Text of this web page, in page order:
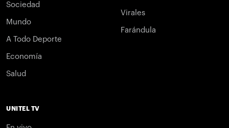
Sociedad
Mundo
A Todo Deporte
Economía
Salud
Virales
Farándula
UNITEL TV